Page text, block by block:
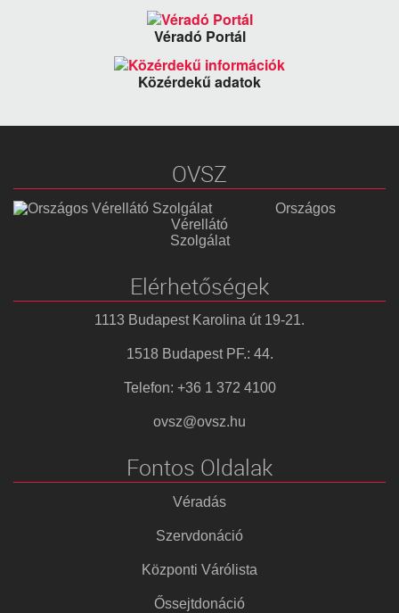
Véradó Portál
Közérdekű adatok
OVSZ
Országos
Vérellátó
Szolgálat
Elérhetőségek
1113 Budapest Karolina út 19-21.
1518 Budapest PF.: 44.
Telefon: +36 1 372 4100
ovsz@ovsz.hu
Fontos Oldalak
Véradás
Szervdonáció
Központi Várólista
Őssejtdonáció